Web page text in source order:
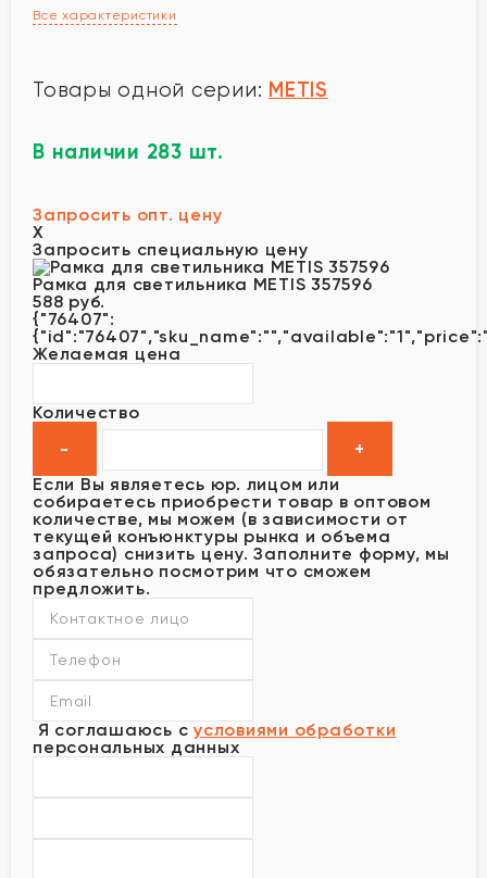
Все характеристики
Товары одной серии: METIS
В наличии 283 шт.
Запросить опт. цену
X
Запросить специальную цену
Рамка для светильника METIS 357596
588 руб.
{"76407":
Желаемая цена
Количество
Если Вы являетесь юр. лицом или
собираетесь приобрести товар в оптовом
количестве, мы можем (в зависимости от
текущей конъюнктуры рынка и объема
запроса) снизить цену. Заполните форму, мы
обязательно посмотрим что сможем
предложить.
Я соглашаюсь с условиями обработки
персональных данных